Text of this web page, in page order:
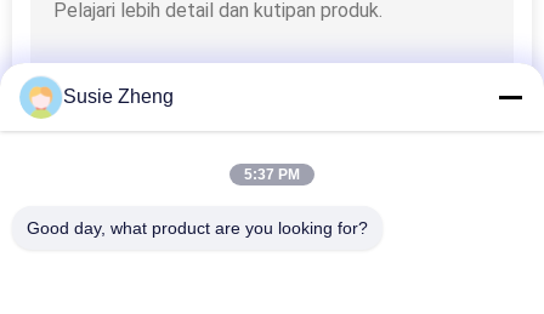
Susie Zheng
5:37 PM
Good day, what product are you looking for?